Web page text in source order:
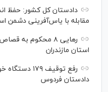
دادستان کل کشور: حفظ
مقابله با یاس‌آفرینی دشمن
رهایی ۸ محکوم به
استان مازندران
رفع توقیف
دادستان فردوس